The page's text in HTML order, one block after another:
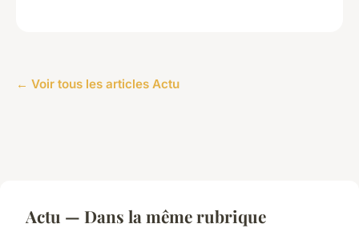
← Voir tous les articles Actu
Actu — Dans la même rubrique